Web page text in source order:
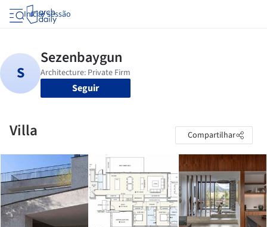
Iniciar sessão
Seguir
Villa Compartilhar